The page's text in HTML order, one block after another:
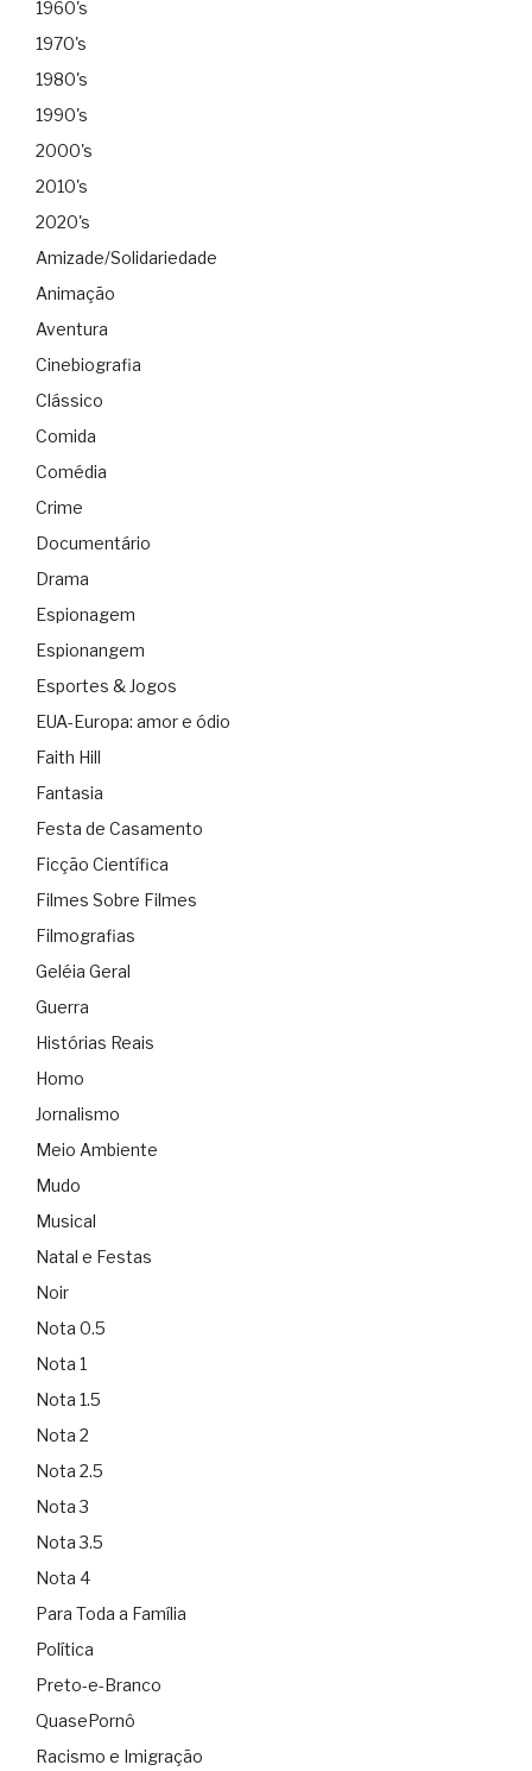
1960's
1970's
1980's
1990's
2000's
2010's
2020's
Amizade/Solidariedade
Animação
Aventura
Cinebiografia
Clássico
Comida
Comédia
Crime
Documentário
Drama
Espionagem
Espionangem
Esportes & Jogos
EUA-Europa: amor e ódio
Faith Hill
Fantasia
Festa de Casamento
Ficção Científica
Filmes Sobre Filmes
Filmografias
Geléia Geral
Guerra
Histórias Reais
Homo
Jornalismo
Meio Ambiente
Mudo
Musical
Natal e Festas
Noir
Nota 0.5
Nota 1
Nota 1.5
Nota 2
Nota 2.5
Nota 3
Nota 3.5
Nota 4
Para Toda a Família
Política
Preto-e-Branco
QuasePornô
Racismo e Imigração